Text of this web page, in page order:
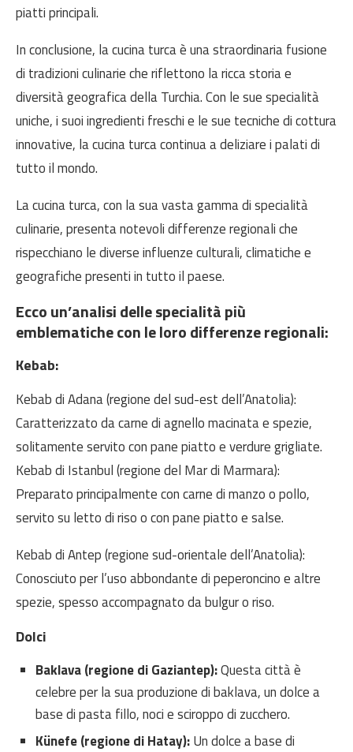
piatti principali.
In conclusione, la cucina turca è una straordinaria fusione
di tradizioni culinarie che riflettono la ricca storia e
diversità geografica della Turchia. Con le sue specialità
uniche, i suoi ingredienti freschi e le sue tecniche di cottura
innovative, la cucina turca continua a deliziare i palati di
tutto il mondo.
La cucina turca, con la sua vasta gamma di specialità
culinarie, presenta notevoli differenze regionali che
rispecchiano le diverse influenze culturali, climatiche e
geografiche presenti in tutto il paese.
Ecco un’analisi delle specialità più
emblematiche con le loro differenze regionali:
Kebab:
Kebab di Adana (regione del sud-est dell’Anatolia):
Caratterizzato da carne di agnello macinata e spezie,
solitamente servito con pane piatto e verdure grigliate.
Kebab di Istanbul (regione del Mar di Marmara):
Preparato principalmente con carne di manzo o pollo,
servito su letto di riso o con pane piatto e salse.
Kebab di Antep (regione sud-orientale dell’Anatolia):
Conosciuto per l’uso abbondante di peperoncino e altre
spezie, spesso accompagnato da bulgur o riso.
Dolci
Baklava (regione di Gaziantep):Questa città è
celebre per la sua produzione di baklava, un dolce a
base di pasta fillo, noci e sciroppo di zucchero.
Künefe (regione di Hatay):Un dolce a base di